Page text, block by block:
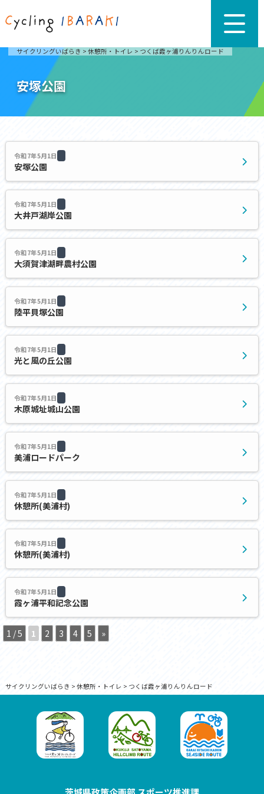
サイクリングいばらき > 休憩所・トイレ > つくば霞ヶ浦りんりんロード
安塚公園
令和7年5月1日
安塚公園
令和7年5月1日
大井戸湖岸公園
令和7年5月1日
大須賀津湖畔農村公園
令和7年5月1日
陸平貝塚公園
令和7年5月1日
光と風の丘公園
令和7年5月1日
木原城址城山公園
令和7年5月1日
美浦ロードパーク
令和7年5月1日
休憩所(美浦村)
令和7年5月1日
休憩所(美浦村)
令和7年5月1日
霞ヶ浦平和記念公園
1 / 5 1 2 3 4 5 »
サイクリングいばらき > 休憩所・トイレ > つくば霞ヶ浦りんりんロード